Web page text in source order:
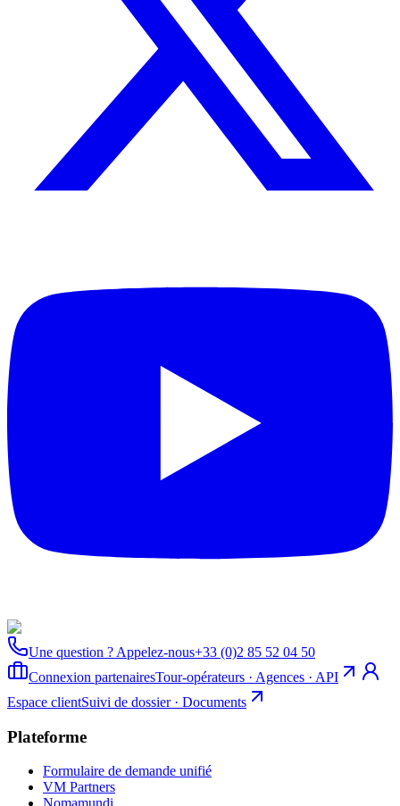
Une question ? Appelez-nous+33 (0)2 85 52 04 50
Connexion partenairesTour-opérateurs · Agences · API
Espace clientSuivi de dossier · Documents
Plateforme
Formulaire de demande unifié
VM Partners